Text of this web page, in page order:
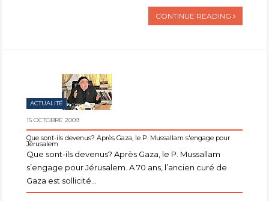
CONTINUE READING
ACTUALITÉ
15 OCTOBRE 2009
Que sont-ils devenus? Après Gaza, le P. Mussallam s'engage pour
Jérusalem
Que sont-ils devenus? Après Gaza, le P. Mussallam
s’engage pour Jérusalem. A 70 ans, l’ancien curé de
Gaza est sollicité...